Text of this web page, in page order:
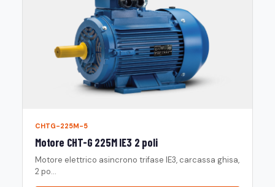
CHTG-225M-5
Motore CHT-G 225M IE3 2 poli
Motore elettrico asincrono trifase IE3, carcassa ghisa,
2 po...